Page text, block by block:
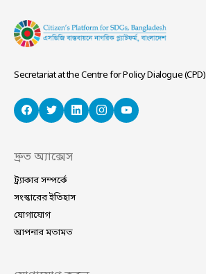
Secretariat at the Centre for Policy Dialogue (CPD)
দ্রুত অ্যাক্সেস
ট্র্যাকার সম্পর্কে
সংস্কারের ইতিহাস
যোগাযোগ
আপনার মতামত